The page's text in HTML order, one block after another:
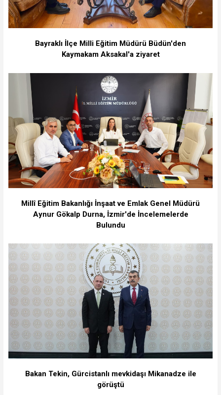
Bayraklı İlçe Milli Eğitim Müdürü Büdün'den
Kaymakam Aksakal'a ziyaret
Millî Eğitim Bakanlığı İnşaat ve Emlak Genel Müdürü
Aynur Gökalp Durna, İzmir'de İncelemelerde
Bulundu
Bakan Tekin, Gürcistanlı mevkidaşı Mikanadze ile
görüştü